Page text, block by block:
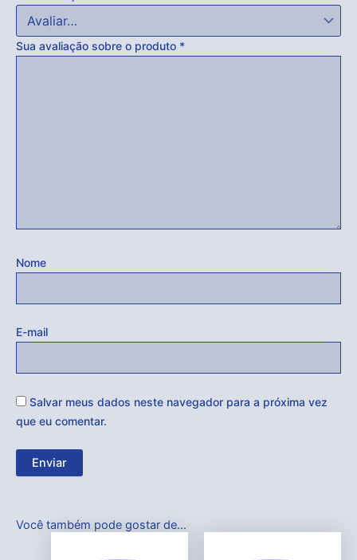
Sua avaliação sobre o produto *
Nome
E-mail
Salvar meus dados neste navegador para a próxima vez
que eu comentar.
Você também pode gostar de…